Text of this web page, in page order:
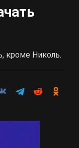
кроме Николь.